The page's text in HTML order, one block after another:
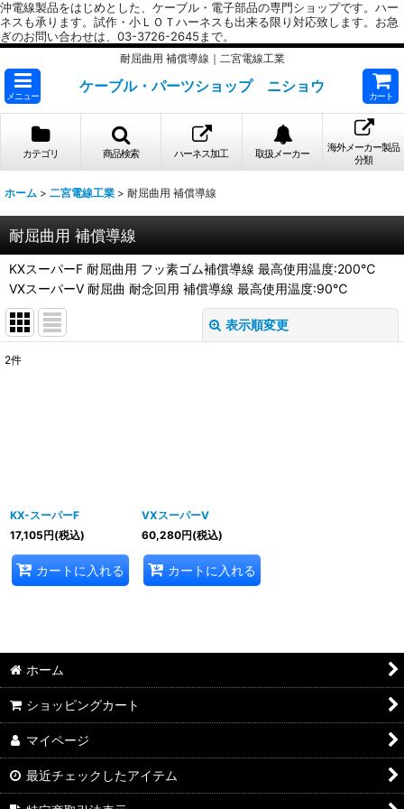
沖電線製品をはじめとした、ケーブル・電子部品の専門ショップです。ハー
ネスも承ります。試作・小ＬＯＴハーネスも出来る限り対応致します。お急
ぎのお問い合わせは、03-3726-2645まで。
耐屈曲用 補償導線｜二宮電線工業
メニュー
ケーブル・パーツショップ ニショウ
カート
カテゴリ 商品検索 ハーネス加工 取扱メーカー
海外メーカー製品
分類
ホーム > 二宮電線工業 > 耐屈曲用 補償導線
耐屈曲用 補償導線
KXスーパーF 耐屈曲用 フッ素ゴム補償導線 最高使用温度:200℃
VXスーパーV 耐屈曲 耐念回用 補償導線 最高使用温度:90℃
表示順変更
2件
KX-スーパーF
17,105円(税込)
カートに入れる
VXスーパーV
60,280円(税込)
カートに入れる
ホーム
ショッピングカート
マイページ
最近チェックしたアイテム